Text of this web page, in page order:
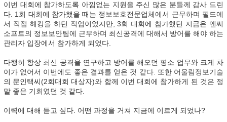
이번 대회에 참가하도록 아낌없는 지원을 주신 많은 분들께 감사 드린
다. 1회 대회에 참가했을 때는 정보보호전문업체에서 근무하며 필드에
서 직접 해킹을 하던 직업이었지만, 3회 대회에 참가했던 지금은 엔씨
소프트의 정보보안팀에 근무하며 최신공격에 대해서 방어를 해야 하는
관리자 입장에서 참가하게 되었다.
다행히 항상 최신 공격을 연구하고 방어를 해오던 평소 업무와 크게 차
이가 없어서 이번에도 좋은 결과를 얻은 것 같다. 또한 어울림정보기술
의 문인택씨(2회대회 대상자)와 함께 이번 대회에 참가하게 된 것은 정
말 좋은 기회였던 것 같다.
이력에 대해 듣고 싶다. 어떤 과정을 거쳐 지금에 이르게 되었나?